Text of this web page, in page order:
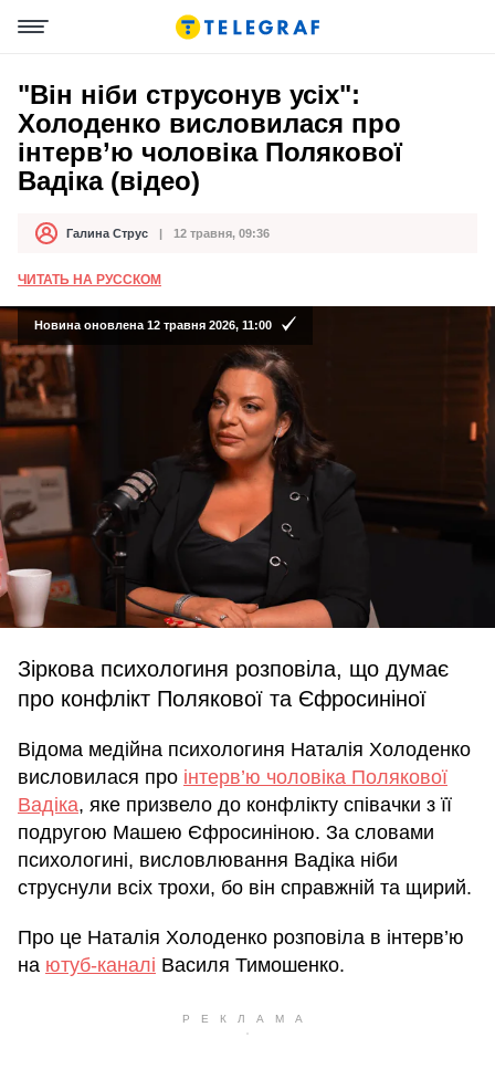
"Він ніби струсонув усіх":
Холоденко висловилася про
інтерв’ю чоловіка Полякової
Вадіка (відео)
АвторГалина Струс
Дата публікації 12 травня, 09:36
ЧИТАТЬ НА РУССКОМ
Новина оновлена 12 травня 2026, 11:00
Зіркова психологиня розповіла, що думає
про конфлікт Полякової та Єфросиніної
Відома медійна психологиня Наталія Холоденко
висловилася про інтерв’ю чоловіка Полякової
Вадіка, яке призвело до конфлікту співачки з її
подругою Машею Єфросиніною. За словами
психологині, висловлювання Вадіка ніби
струснули всіх трохи, бо він справжній та щирий.
Про це Наталія Холоденко розповіла в інтерв’ю
на ютуб-каналі Василя Тимошенко.